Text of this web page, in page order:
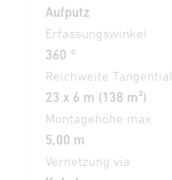
Aufputz
Erfassungswinkel
360 °
Reichweite Tangential
23 x 6 m (138 m²)
Montagehöhe max
5,00 m
Vernetzung via